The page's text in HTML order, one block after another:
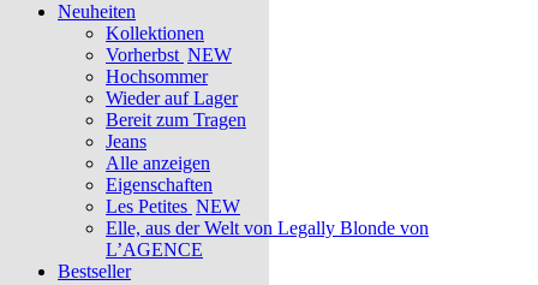
Neuheiten
Kollektionen
Vorherbst NEW
Hochsommer
Wieder auf Lager
Bereit zum Tragen
Jeans
Alle anzeigen
Eigenschaften
Les Petites NEW
Elle, aus der Welt von Legally Blonde von
L’AGENCE
Bestseller